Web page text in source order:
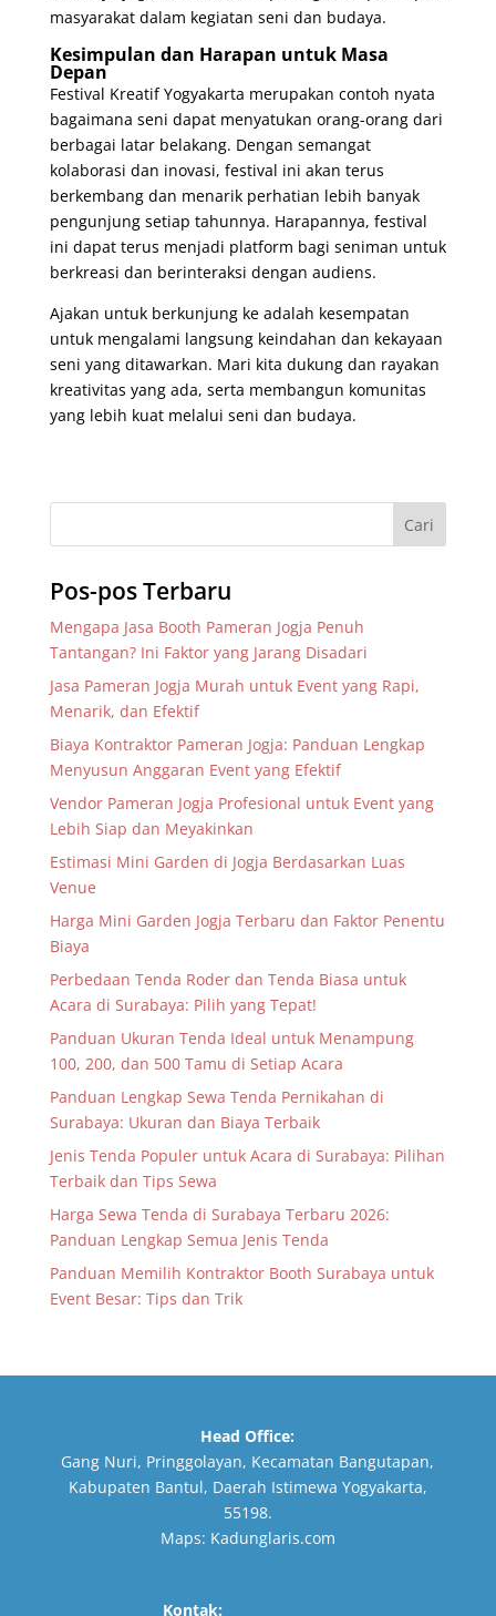
masyarakat dalam kegiatan seni dan budaya.
Kesimpulan dan Harapan untuk Masa
Depan
Festival Kreatif Yogyakarta merupakan contoh nyata
bagaimana seni dapat menyatukan orang-orang dari
berbagai latar belakang. Dengan semangat
kolaborasi dan inovasi, festival ini akan terus
berkembang dan menarik perhatian lebih banyak
pengunjung setiap tahunnya. Harapannya, festival
ini dapat terus menjadi platform bagi seniman untuk
berkreasi dan berinteraksi dengan audiens.
Ajakan untuk berkunjung ke adalah kesempatan
untuk mengalami langsung keindahan dan kekayaan
seni yang ditawarkan. Mari kita dukung dan rayakan
kreativitas yang ada, serta membangun komunitas
yang lebih kuat melalui seni dan budaya.
Pos-pos Terbaru
Mengapa Jasa Booth Pameran Jogja Penuh
Tantangan? Ini Faktor yang Jarang Disadari
Jasa Pameran Jogja Murah untuk Event yang Rapi,
Menarik, dan Efektif
Biaya Kontraktor Pameran Jogja: Panduan Lengkap
Menyusun Anggaran Event yang Efektif
Vendor Pameran Jogja Profesional untuk Event yang
Lebih Siap dan Meyakinkan
Estimasi Mini Garden di Jogja Berdasarkan Luas
Venue
Harga Mini Garden Jogja Terbaru dan Faktor Penentu
Biaya
Perbedaan Tenda Roder dan Tenda Biasa untuk
Acara di Surabaya: Pilih yang Tepat!
Panduan Ukuran Tenda Ideal untuk Menampung
100, 200, dan 500 Tamu di Setiap Acara
Panduan Lengkap Sewa Tenda Pernikahan di
Surabaya: Ukuran dan Biaya Terbaik
Jenis Tenda Populer untuk Acara di Surabaya: Pilihan
Terbaik dan Tips Sewa
Harga Sewa Tenda di Surabaya Terbaru 2026:
Panduan Lengkap Semua Jenis Tenda
Panduan Memilih Kontraktor Booth Surabaya untuk
Event Besar: Tips dan Trik
Head Office:
Gang Nuri, Pringgolayan, Kecamatan Bangutapan,
Kabupaten Bantul, Daerah Istimewa Yogyakarta,
55198.
Maps: Kadunglaris.com
Kontak: